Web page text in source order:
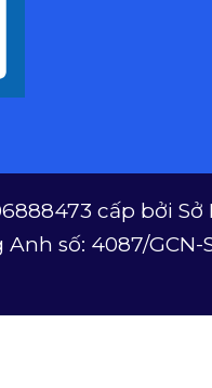
cấp bởi
số: 4087/